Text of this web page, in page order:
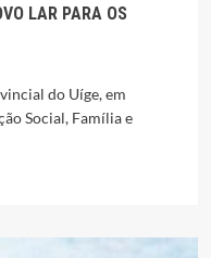
LAR PARA OS
do Uíge, em
Social, Família e